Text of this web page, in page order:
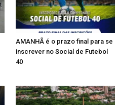
AMANHÃ é o prazo final para se
inscrever no Social de Futebol
40